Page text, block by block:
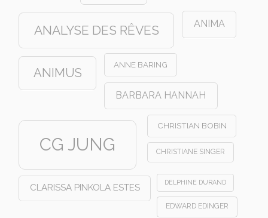
ANALYSE DES RÊVES ANIMA
ANIMUS
ANNE BARING
BARBARA HANNAH
CG JUNG
CHRISTIAN BOBIN
CHRISTIANE SINGER
CLARISSA PINKOLA ESTES DELPHINE DURAND
EDWARD EDINGER